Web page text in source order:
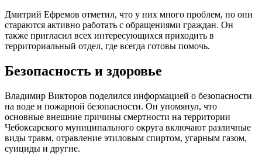
Дмитрий Ефремов отметил, что у них много проблем, но они
стараются активно работать с обращениями граждан. Он
также пригласил всех интересующихся приходить в
территориальный отдел, где всегда готовы помочь.
Безопасность и здоровье
Владимир Викторов поделился информацией о безопасности
на воде и пожарной безопасности. Он упомянул, что
основные внешние причины смертности на территории
Чебоксарского муниципального округа включают различные
виды травм, отравление этиловым спиртом, угарным газом,
суициды и другие.